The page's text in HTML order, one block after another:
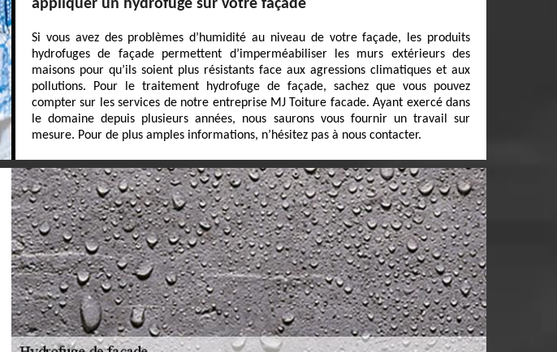
appliquer un hydrofuge sur votre façade
Si vous avez des problèmes d’humidité au niveau de votre façade, les produits
hydrofuges de façade permettent d’imperméabiliser les murs extérieurs des
maisons pour qu’ils soient plus résistants face aux agressions climatiques et aux
pollutions. Pour le traitement hydrofuge de façade, sachez que vous pouvez
compter sur les services de notre entreprise MJ Toiture facade. Ayant exercé dans
le domaine depuis plusieurs années, nous saurons vous fournir un travail sur
mesure. Pour de plus amples informations, n’hésitez pas à nous contacter.